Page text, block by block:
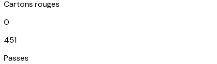
Cartons rouges
0
451
Passes